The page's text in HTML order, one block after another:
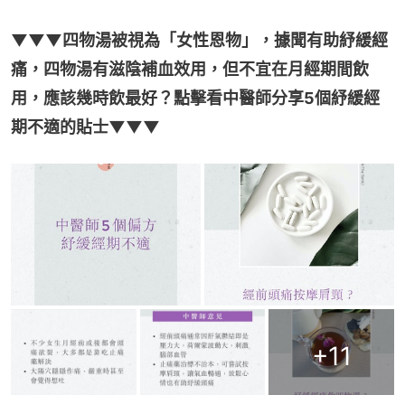
▼▼▼四物湯被視為「女性恩物」，據聞有助紓緩經
痛，四物湯有滋陰補血效用，但不宜在月經期間飲
用，應該幾時飲最好？點擊看中醫師分享5個紓緩經
期不適的貼士▼▼▼
+11